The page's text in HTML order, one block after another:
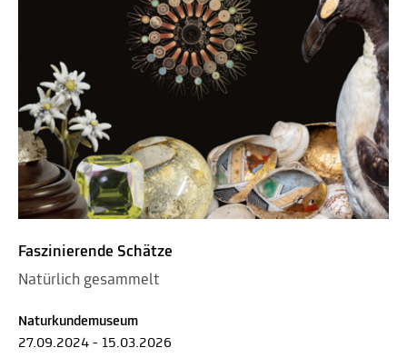
Faszinierende Schätze
Natürlich gesammelt
Naturkundemuseum
27.09.2024 - 15.03.2026